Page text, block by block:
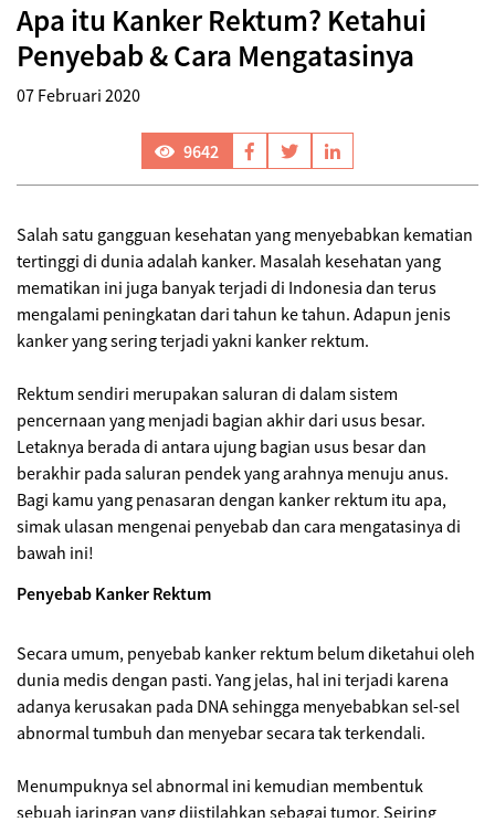
Apa itu Kanker Rektum? Ketahui
Penyebab & Cara Mengatasinya
07 Februari 2020
9642
Salah satu gangguan kesehatan yang menyebabkan kematian
tertinggi di dunia adalah kanker. Masalah kesehatan yang
mematikan ini juga banyak terjadi di Indonesia dan terus
mengalami peningkatan dari tahun ke tahun. Adapun jenis
kanker yang sering terjadi yakni kanker rektum.
Rektum sendiri merupakan saluran di dalam sistem
pencernaan yang menjadi bagian akhir dari usus besar.
Letaknya berada di antara ujung bagian usus besar dan
berakhir pada saluran pendek yang arahnya menuju anus.
Bagi kamu yang penasaran dengan kanker rektum itu apa,
simak ulasan mengenai penyebab dan cara mengatasinya di
bawah ini!
Penyebab Kanker Rektum
Secara umum, penyebab kanker rektum belum diketahui oleh
dunia medis dengan pasti. Yang jelas, hal ini terjadi karena
adanya kerusakan pada DNA sehingga menyebabkan sel-sel
abnormal tumbuh dan menyebar secara tak terkendali.
Menumpuknya sel abnormal ini kemudian membentuk
sebuah jaringan yang diistilahkan sebagai tumor. Seiring